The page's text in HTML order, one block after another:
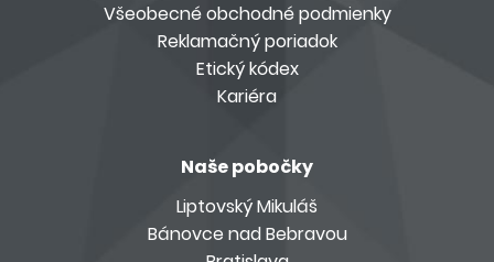
Všeobecné obchodné podmienky
Reklamačný poriadok
Etický kódex
Kariéra
Naše pobočky
Liptovský Mikuláš
Bánovce nad Bebravou